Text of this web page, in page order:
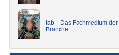
tab – Das Fachmedium der
Branche